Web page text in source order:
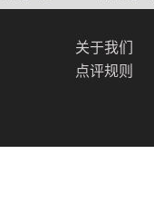
关于我们
点评规则